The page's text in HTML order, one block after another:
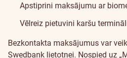
Apstiprini maksājumu ar
Vēlreiz pietuvini karšu
Bezkontakta maksājumus var
Swedbank lietotnei. Nospied uz